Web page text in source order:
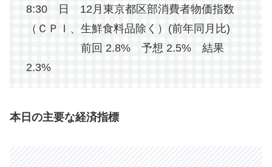
8:30 日 12月東京都区部消費者物価指数
（ＣＰＩ、生鮮食料品除く）(前年同月比)
前回 2.8% 予想 2.5% 結果
2.3%
本日の主要な経済指標